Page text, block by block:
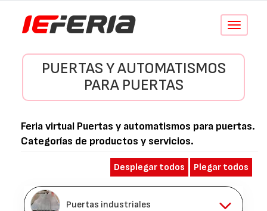
Conmutar
PUERTAS Y AUTOMATISMOS
PARA PUERTAS
Feria virtual Puertas y automatismos para puertas.
Categorías de productos y servicios.
Desplegar todos Plegar todos
Puertas industriales